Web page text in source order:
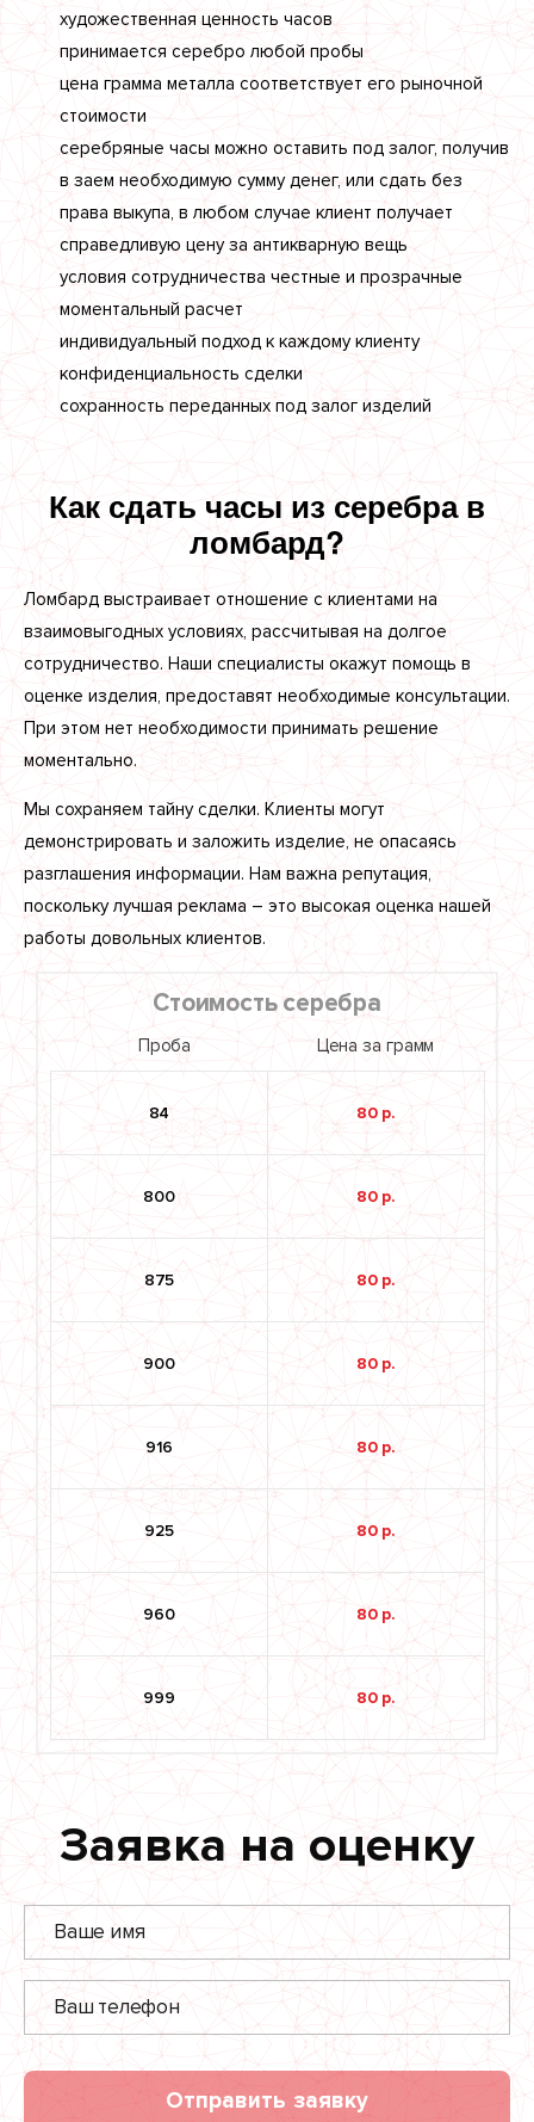
художественная ценность часов
принимается серебро любой пробы
цена грамма металла соответствует его рыночной
стоимости
серебряные часы можно оставить под залог, получив
в заем необходимую сумму денег, или сдать без
права выкупа, в любом случае клиент получает
справедливую цену за антикварную вещь
условия сотрудничества честные и прозрачные
моментальный расчет
индивидуальный подход к каждому клиенту
конфиденциальность сделки
сохранность переданных под залог изделий
Как сдать часы из серебра в
ломбард?
Ломбард выстраивает отношение с клиентами на
взаимовыгодных условиях, рассчитывая на долгое
сотрудничество. Наши специалисты окажут помощь в
оценке изделия, предоставят необходимые консультации.
При этом нет необходимости принимать решение
моментально.
Мы сохраняем тайну сделки. Клиенты могут
демонстрировать и заложить изделие, не опасаясь
разглашения информации. Нам важна репутация,
поскольку лучшая реклама – это высокая оценка нашей
работы довольных клиентов.
Стоимость серебра
Проба Цена за грамм
84 80 р.
800 80 р.
875 80 р.
900 80 р.
916 80 р.
925 80 р.
960 80 р.
999 80 р.
Заявка на оценку
Отправить заявку